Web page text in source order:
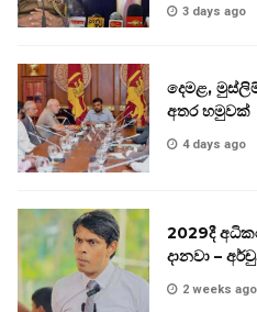
3 days ago
දෙමළ,
අතර හමුවක්
4 days ago
2029දී
දානවා –
2 weeks ago